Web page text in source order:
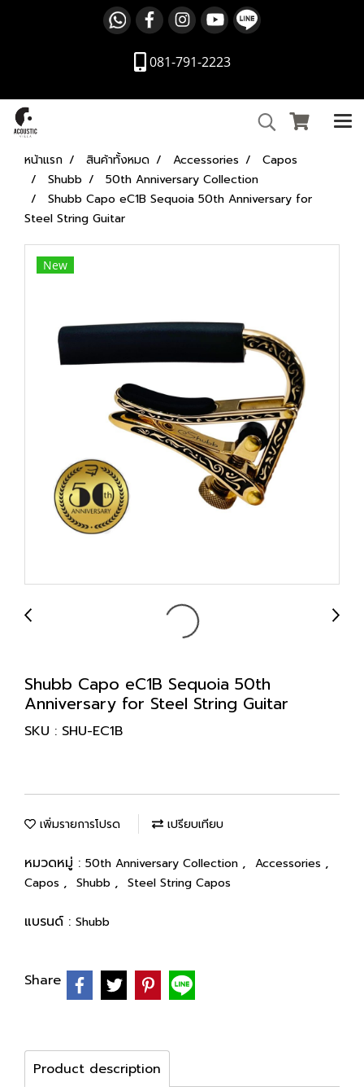
081-791-2223
หน้าแรก สินค้าทั้งหมด Accessories
Capos
Shubb
50th Anniversary Collection
Shubb Capo eC1B Sequoia 50th Anniversary for
Steel String Guitar
New
Shubb Capo eC1B Sequoia 50th
Anniversary for Steel String Guitar
SKU : SHU-EC1B
เพิ่มรายการโปรด เปรียบเทียบ
หมวดหมู่ : 50th Anniversary Collection , Accessories ,
Capos , Shubb , Steel String Capos
แบรนด์ : Shubb
Share
Product description